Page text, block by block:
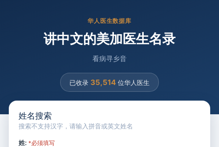
华人医生数据库
讲中文的美加医生名录
看病寻乡音
已收录 35,514 位华人医生
姓名搜索
搜索不支持汉字，请输入拼音或英文姓名
姓: *必须填写